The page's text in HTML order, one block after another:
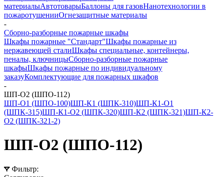
материалыАвтотоварыБаллоны для газовНанотехнологии в
пожаротушенииОгнезащитные материалы
-
Сборно-разборные пожарные шкафы
Шкафы пожарные "Стандарт"Шкафы пожарные из
нержавеющей сталиШкафы специальные, контейнеры,
пеналы, ключницыСборно-разборные пожарные
шкафыШкафы пожарные по индивидуальному
заказуКомплектующие для пожарных шкафов
-
ШП-О2 (ШПО-112)
ШП-О1 (ШПО-100)ШП-К1 (ШПК-310)ШП-К1-О1
(ШПК-315)ШП-К1-О2 (ШПК-320)ШП-К2 (ШПК-321)ШП-К2-
О2 (ШПК-321-2)
ШП-О2 (ШПО-112)
Фильтр: